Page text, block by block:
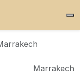
Marrakech